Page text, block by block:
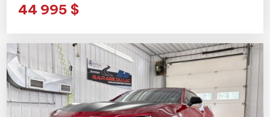
44 995 $